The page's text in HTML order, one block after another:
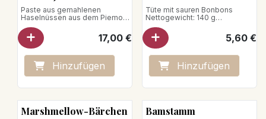
Paste aus gemahlenen
Haselnüssen aus dem Piemont
und Schokolade
Beutel mit 22 Stück Gianduja
Nettogewicht: 125 g
17,00€
Hinzufügen
Tüte mit sauren Bonbons
Nettogewicht: 140 g
veganes Produkt
5,60€
Hinzufügen
Marshmellow-Bärchen Bamstamm